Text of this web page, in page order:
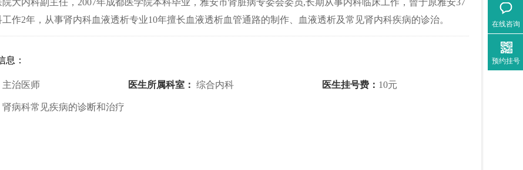
大内科副主任，2007年成都医学院本科毕业，雅安市肾脏病专委会委员,长期从事内科临床工作，曾于原雅安37
作2年，从事肾内科血液透析专业10年擅长血液透析血管通路的制作、血液透析及常见肾内科疾病的诊治。
息：
主治医师 医生所属科室： 综合内科 医生挂号费： 10元
肾病科常见疾病的诊断和治疗
在线咨询
预约挂号